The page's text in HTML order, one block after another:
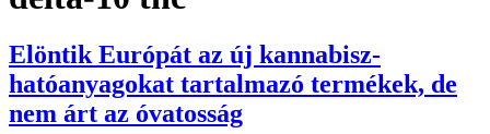
Elöntik Európát az új kannabisz-
hatóanyagokat tartalmazó termékek, de
nem árt az óvatosság